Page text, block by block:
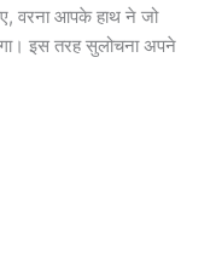
वरना आपके हाथ ने जो
इस तरह सुलोचना अपने